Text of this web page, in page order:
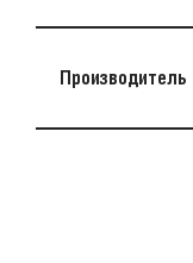
Производитель